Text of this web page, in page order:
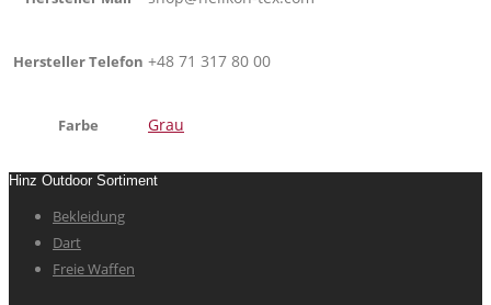
Hersteller Telefon +48 71 317 80 00
Farbe Grau
Hinz Outdoor Sortiment
Bekleidung
Dart
Freie Waffen